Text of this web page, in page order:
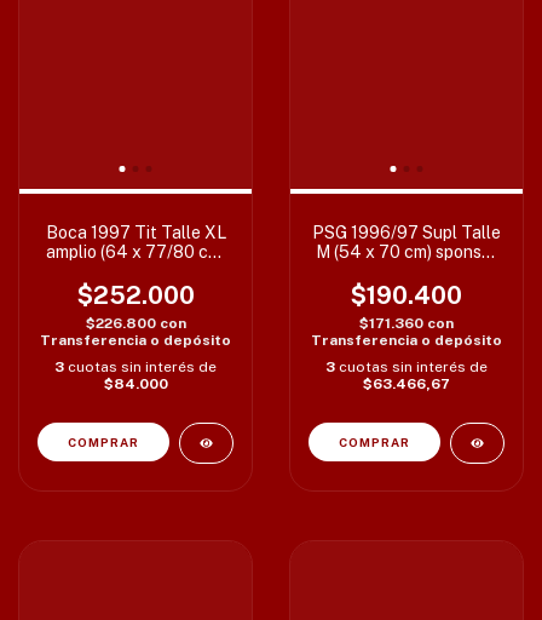
Boca 1997 Tit Talle XL
amplio (64 x 77/80 cm)
$252.000
$226.800 con
Transferencia o depósito
3 cuotas sin interés de
$84.000
PSG 1996/97 Supl Talle
M (54 x 70 cm) sponsor
$190.400
$171.360 con
Transferencia o depósito
3 cuotas sin interés de
$63.466,67